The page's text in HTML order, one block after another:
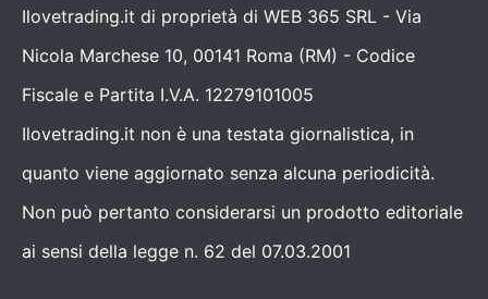
Ilovetrading.it di proprietà di WEB 365 SRL - Via
Nicola Marchese 10, 00141 Roma (RM) - Codice
Fiscale e Partita I.V.A. 12279101005
Ilovetrading.it non è una testata giornalistica, in
quanto viene aggiornato senza alcuna periodicità.
Non può pertanto considerarsi un prodotto editoriale
ai sensi della legge n. 62 del 07.03.2001